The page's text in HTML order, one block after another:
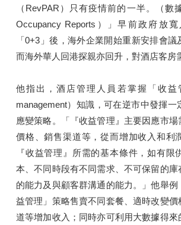
（RevPAR）只有疫情前的一半。（數
Occupancy Reports）」早前政府放
「0+3」後，海外企業開始重新安排會議
而海外華人回港探親亦回升，對酒店客房
他指出，酒店管理人員若掌握「收益
management）知識，可在逆市中發揮一
應變策略。「『收益管理』主要因應市場
價格、銷售渠道等，從而增加收入和利
『收益管理』所需的基本條件，如有限
本、不同時段有不同需求、不可保留的
的能力及與顧客群溝通的能力。」他舉例
益管理」策略售賣不同套餐、適時改變
道等增加收入；同時亦可利用大數據得來